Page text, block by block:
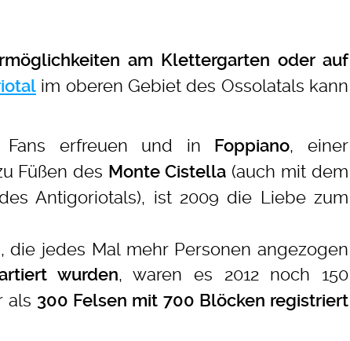
am Klettergarten oder auf
im oberen Gebiet des Ossolatals kann
Fans erfreuen und in Foppiano, einer
Füßen des Monte Cistella (auch mit dem
Antigoriotals), ist 2009 die Liebe zum
die jedes Mal mehr Personen angezogen
wurden, waren es 2012 noch 150
als 300 Felsen mit 700 Blöcken registriert